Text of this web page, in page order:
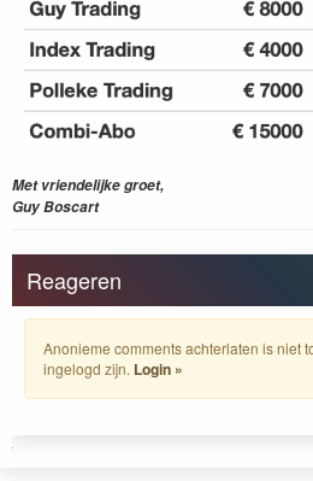
Met vriendelijke groet,
Guy Boscart
Reageren
Anonieme comments achterlaten is niet
ingelogd zijn. Login »